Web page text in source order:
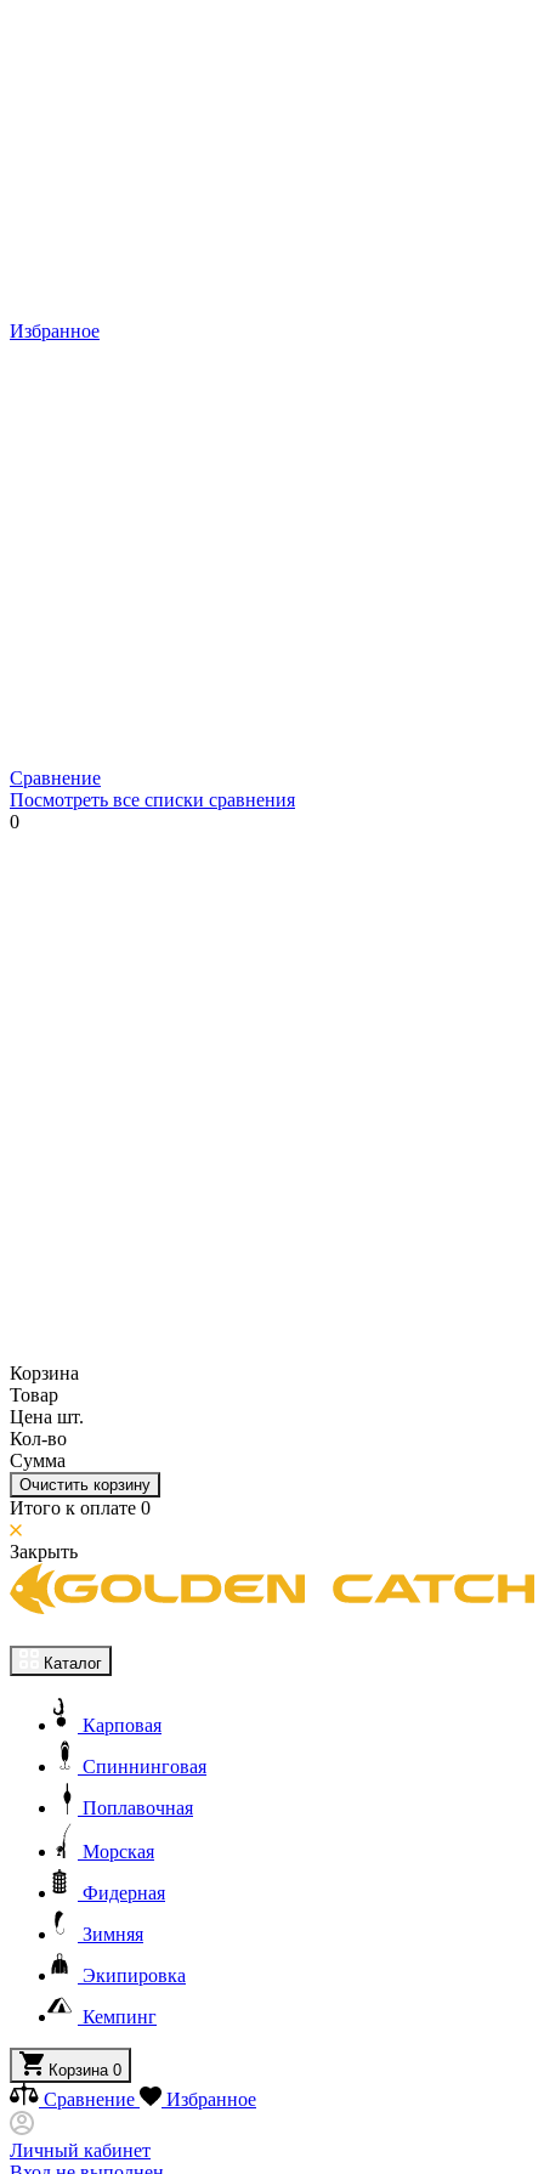
Избранное
Сравнение
Посмотреть все списки сравнения
0
Корзина
Товар
Цена шт.
Кол-во
Сумма
Очистить корзину
Итого к оплате 0
Закрыть
Каталог
Карповая
Спиннинговая
Поплавочная
Морская
Фидерная
Зимняя
Экипировка
Кемпинг
Корзина 0
Сравнение Избранное
Личный кабинет